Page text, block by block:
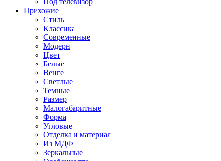
Под телевизор
Прихожие
Стиль
Классика
Современные
Модерн
Цвет
Белые
Венге
Светлые
Темные
Размер
Малогабаритные
Форма
Угловые
Отделка и материал
Из МДФ
Зеркальные